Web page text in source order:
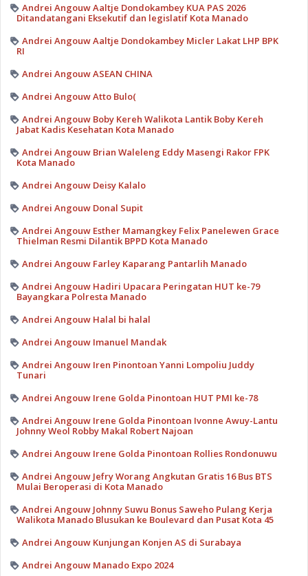
Andrei Angouw Aaltje Dondokambey KUA PAS 2026
Ditandatangani Eksekutif dan legislatif Kota Manado
Andrei Angouw Aaltje Dondokambey Micler Lakat LHP BPK
RI
Andrei Angouw ASEAN CHINA
Andrei Angouw Atto Bulo(
Andrei Angouw Boby Kereh Walikota Lantik Boby Kereh
Jabat Kadis Kesehatan Kota Manado
Andrei Angouw Brian Waleleng Eddy Masengi Rakor FPK
Kota Manado
Andrei Angouw Deisy Kalalo
Andrei Angouw Donal Supit
Andrei Angouw Esther Mamangkey Felix Panelewen Grace
Thielman Resmi Dilantik BPPD Kota Manado
Andrei Angouw Farley Kaparang Pantarlih Manado
Andrei Angouw Hadiri Upacara Peringatan HUT ke-79
Bayangkara Polresta Manado
Andrei Angouw Halal bi halal
Andrei Angouw Imanuel Mandak
Andrei Angouw Iren Pinontoan Yanni Lompoliu Juddy
Tunari
Andrei Angouw Irene Golda Pinontoan HUT PMI ke-78
Andrei Angouw Irene Golda Pinontoan Ivonne Awuy-Lantu
Johnny Weol Robby Makal Robert Najoan
Andrei Angouw Irene Golda Pinontoan Rollies Rondonuwu
Andrei Angouw Jefry Worang Angkutan Gratis 16 Bus BTS
Mulai Beroperasi di Kota Manado
Andrei Angouw Johnny Suwu Bonus Saweho Pulang Kerja
Walikota Manado Blusukan ke Boulevard dan Pusat Kota 45
Andrei Angouw Kunjungan Konjen AS di Surabaya
Andrei Angouw Manado Expo 2024